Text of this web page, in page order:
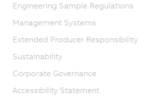
Engineering Sample Regulations
Management Systems
Extended Producer Responsibility
Sustainability
Corporate Governance
Accessibility Statement